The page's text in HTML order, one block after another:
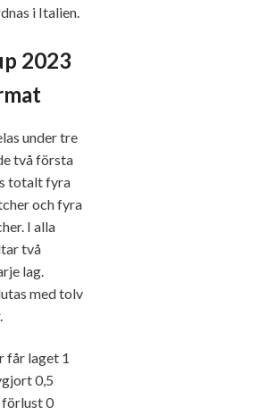
i Italien.
2023
under tre
två första
totalt fyra
och fyra
I alla
två
lag.
med tolv
får laget 1
0,5
förlust 0